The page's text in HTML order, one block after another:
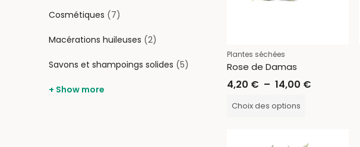
Plantes séchées
Rose de Damas
4,20 € – 14,00 €
Choix des options
Cosmétiques (7)
Macérations huileuses (2)
Savons et shampoings solides (5)
+ Show more